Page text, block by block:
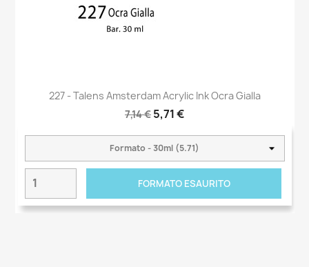
227 - Talens Amsterdam Acrylic Ink Ocra Gialla
7,14 € 5,71 €
FORMATO ESAURITO